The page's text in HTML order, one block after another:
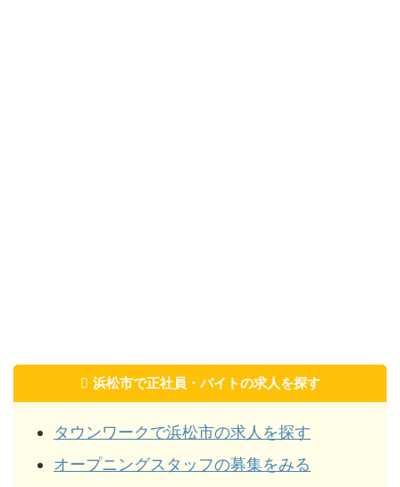
浜松市で正社員・バイトの求人を探す
タウンワークで浜松市の求人を探す
オープニングスタッフの募集をみる